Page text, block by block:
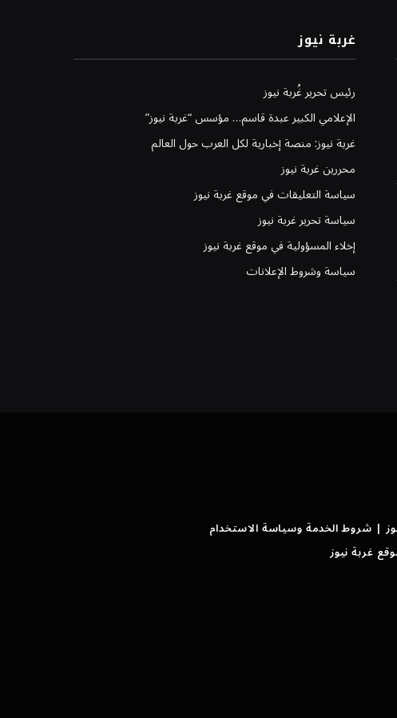
غربة نيوز
رئيس تحرير غُربة نيوز
الإعلامي الكبير عبدة قاسم… مؤسس “غربة نيوز”
غربة نيوز: منصة إخبارية لكل العرب حول العالم
محررين غربة نيوز
سياسة التعليقات في موقع غربة نيوز
سياسة تحرير غربة نيوز
إخلاء المسؤولية في موقع غربة نيوز
سياسة وشروط الإعلانات
| شروط الخدمة وسياسة الاستخدام
غربة نيوز